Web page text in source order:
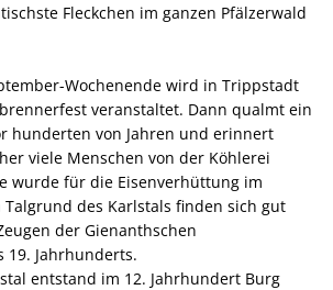
Fleckchen im ganzen Pfälzerwald
Wochenende wird in Trippstadt
veranstaltet. Dann qualmt ein
hunderten von Jahren und erinnert
viele Menschen von der Köhlerei
wurde für die Eisenverhüttung im
des Karlstals finden sich gut
der Gienanthschen
19. Jahrhunderts.
entstand im 12. Jahrhundert Burg